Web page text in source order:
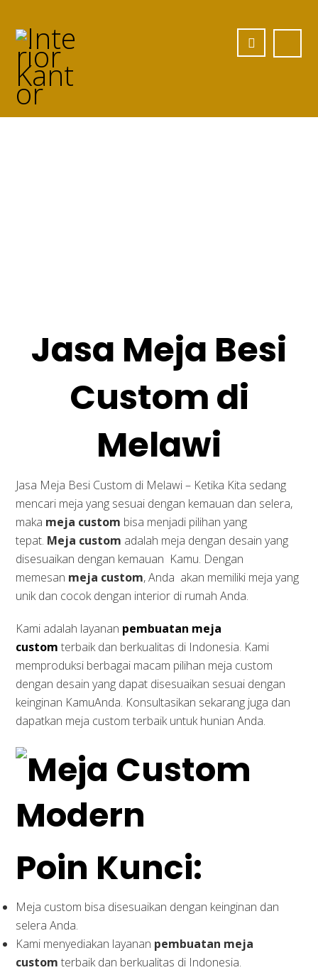
Jasa Meja Besi
Custom di
Melawi
Jasa Meja Besi Custom di Melawi – Ketika Kita sedang
mencari meja yang sesuai dengan kemauan dan selera,
maka meja custom bisa menjadi pilihan yang
tepat. Meja custom adalah meja dengan desain yang
disesuaikan dengan kemauan Kamu. Dengan
memesan meja custom, Anda akan memiliki meja yang
unik dan cocok dengan interior di rumah Anda.
Kami adalah layanan pembuatan meja
custom terbaik dan berkualitas di Indonesia. Kami
memproduksi berbagai macam pilihan meja custom
dengan desain yang dapat disesuaikan sesuai dengan
keinginan KamuAnda. Konsultasikan sekarang juga dan
dapatkan meja custom terbaik untuk hunian Anda.
Poin Kunci:
Meja custom bisa disesuaikan dengan keinginan dan
selera Anda.
Kami menyediakan layanan pembuatan meja
custom terbaik dan berkualitas di Indonesia.